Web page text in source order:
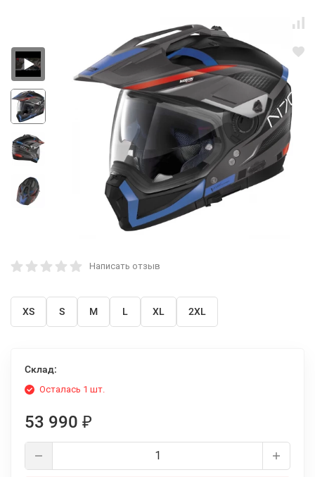
Написать отзыв
XS S M L XL 2XL
Склад:
Осталась 1 шт.
53 990 ₽